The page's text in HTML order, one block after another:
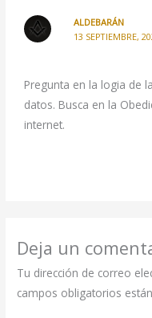
ALDEBARÁN
13 SEPTIEMBRE,
Pregunta en la logia de
datos. Busca en la
internet.
Deja un
Tu dirección de correo
campos obligatorios